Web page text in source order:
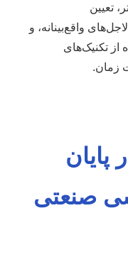
تعیین
واقع‌بینانه، و
از تکنیک‌های
زمان.
پایان
صنعتی